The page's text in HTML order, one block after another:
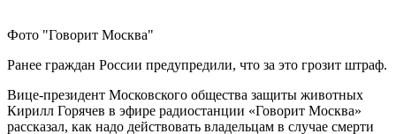
Фото "Говорит Москва"
Ранее граждан России предупредили, что за это грозит штраф.
Вице-президент Московского общества защиты животных
Кирилл Горячев в эфире радиостанции «Говорит Москва»
рассказал, как надо действовать владельцам в случае смерти